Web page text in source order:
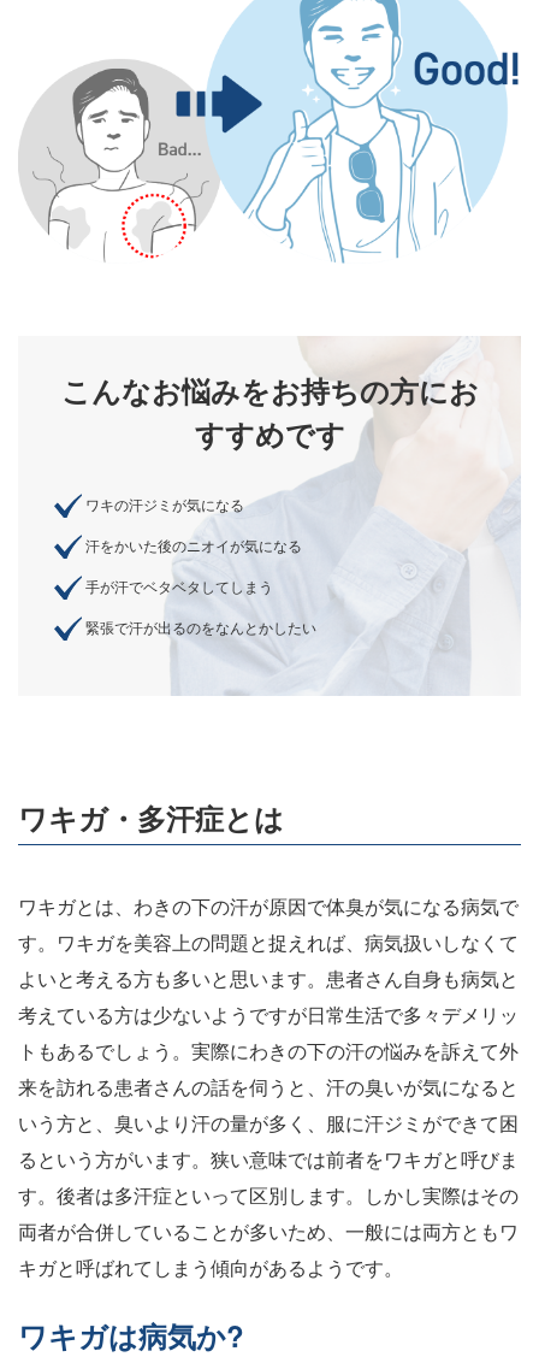
こんなお悩みをお持ちの方にお
すすめです
ワキの汗ジミが気になる
汗をかいた後のニオイが気になる
手が汗でベタベタしてしまう
緊張で汗が出るのをなんとかしたい
ワキガ・多汗症とは
ワキガとは、わきの下の汗が原因で体臭が気になる病気で
す。ワキガを美容上の問題と捉えれば、病気扱いしなくて
よいと考える方も多いと思います。患者さん自身も病気と
考えている方は少ないようですが日常生活で多々デメリッ
トもあるでしょう。実際にわきの下の汗の悩みを訴えて外
来を訪れる患者さんの話を伺うと、汗の臭いが気になると
いう方と、臭いより汗の量が多く、服に汗ジミができて困
るという方がいます。狭い意味では前者をワキガと呼びま
す。後者は多汗症といって区別します。しかし実際はその
両者が合併していることが多いため、一般には両方ともワ
キガと呼ばれてしまう傾向があるようです。
ワキガは病気か?